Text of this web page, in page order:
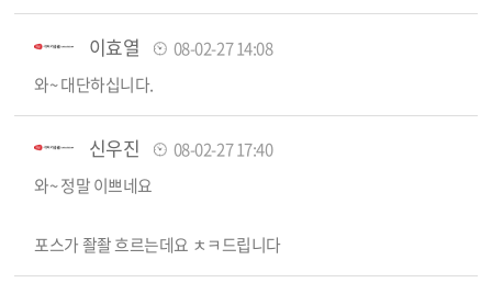
이효열
08-02-27 14:08
와~ 대단하십니다.
신우진
08-02-27 17:40
와~ 정말 이쁘네요
포스가 좔좔 흐르는데요 ㅊㅋ드립니다